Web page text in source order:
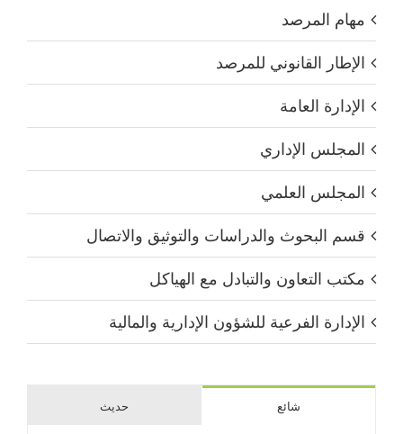
مهام المرصد
الإطار القانوني للمرصد
الإدارة العامة
المجلس الإداري
المجلس العلمي
قسم البحوث والدراسات والتوثيق والاتصال
مكتب التعاون والتبادل مع الهياكل
الإدارة الفرعية للشؤون الإدارية والمالية
شائع حديث